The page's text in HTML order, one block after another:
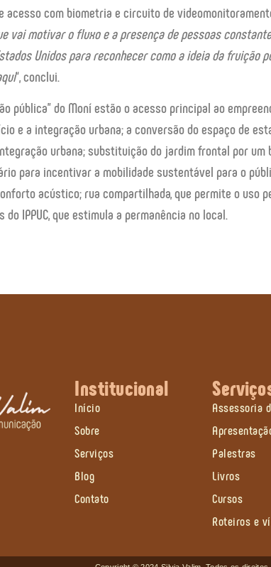
com biometria e circuito de
vai motivar o fluxo e a presença de pessoas
Unidos para reconhecer como a ideia da fruição
“, conclui.
pública” do Moní estão o acesso principal ao
e a integração urbana; a conversão do espaço de
urbana; substituição do jardim frontal por um
para incentivar a mobilidade sustentável para o
acústico; rua compartilhada, que permite o uso
IPPUC, que estimula a permanência no local.
Institucional
Início
Sobre
Serviços
Blog
Contato
Assessoria
Palestras
Livros
Cursos
Roteiros e